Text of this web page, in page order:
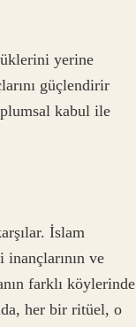
yerine
güçlendirir
kabul ile
İslam
ve
farklı köylerinde
her bir ritüel, o